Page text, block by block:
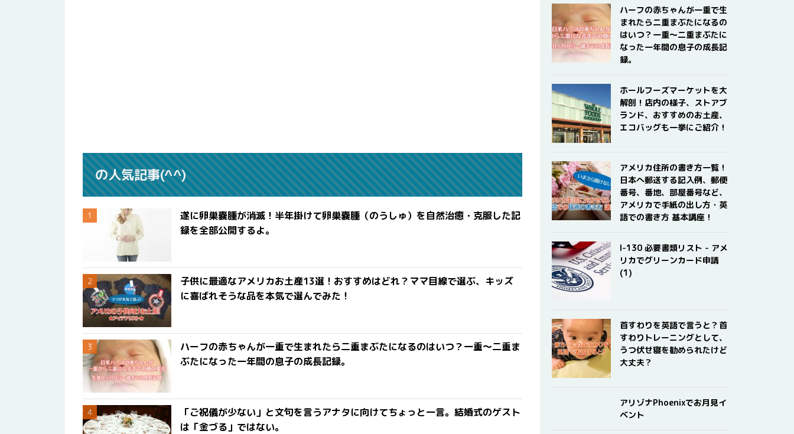
の人気記事(^^)
遂に卵巣嚢腫が消滅！半年掛けて卵巣嚢腫（のうしゅ）を自然治癒・克服した記
録を全部公開するよ。
子供に最適なアメリカお土産13選！おすすめはどれ？ママ目線で選ぶ、キッズ
に喜ばれそうな品を本気で選んでみた！
ハーフの赤ちゃんが一重で生まれたら二重まぶたになるのはいつ？一重〜二重ま
ぶたになった一年間の息子の成長記録。
「ご祝儀が少ない」と文句を言うアナタに向けてちょっと一言。結婚式のゲスト
は「金づる」ではない。
ハーフの赤ちゃんが一重で生
まれたら二重まぶたになるの
はいつ？一重〜二重まぶたに
なった一年間の息子の成長記
録。
ホールフーズマーケットを大
解剖！店内の様子、ストアブ
ランド、おすすめのお土産、
エコバッグも一挙にご紹介！
アメリカ住所の書き方一覧！
日本へ郵送する記入例、郵便
番号、番地、部屋番号など、
アメリカで手紙の出し方・英
語での書き方 基本講座！
I-130 必要書類リスト - アメ
リカでグリーンカード申請
(1)
首すわりを英語で言うと？首
すわりトレーニングとして、
うつ伏せ寝を勧められたけど
大丈夫？
アリゾナPhoenixでお月見イ
ベント